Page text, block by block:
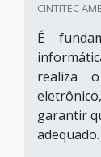
CINTITEC
É
realiza
garantir
adequado.